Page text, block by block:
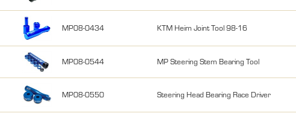
MP08-0434 KTM Heim Joint Tool 98-16
MP08-0544 MP Steering Stem Bearing Tool
MP08-0550 Steering Head Bearing Race Driver